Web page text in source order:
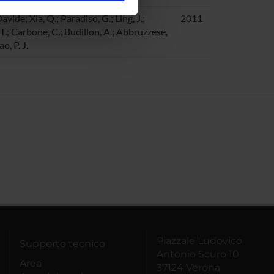
che hai fornito loro o
Xia, Q.; Paradiso, G.; Ling, J.;
Carbone, C.; Budillon, A.; Abbruzzese,
P. J.
2011
Supporto tecnico
Area
Piazzale Ludovico
Antonio Scuro 10
37124 Verona